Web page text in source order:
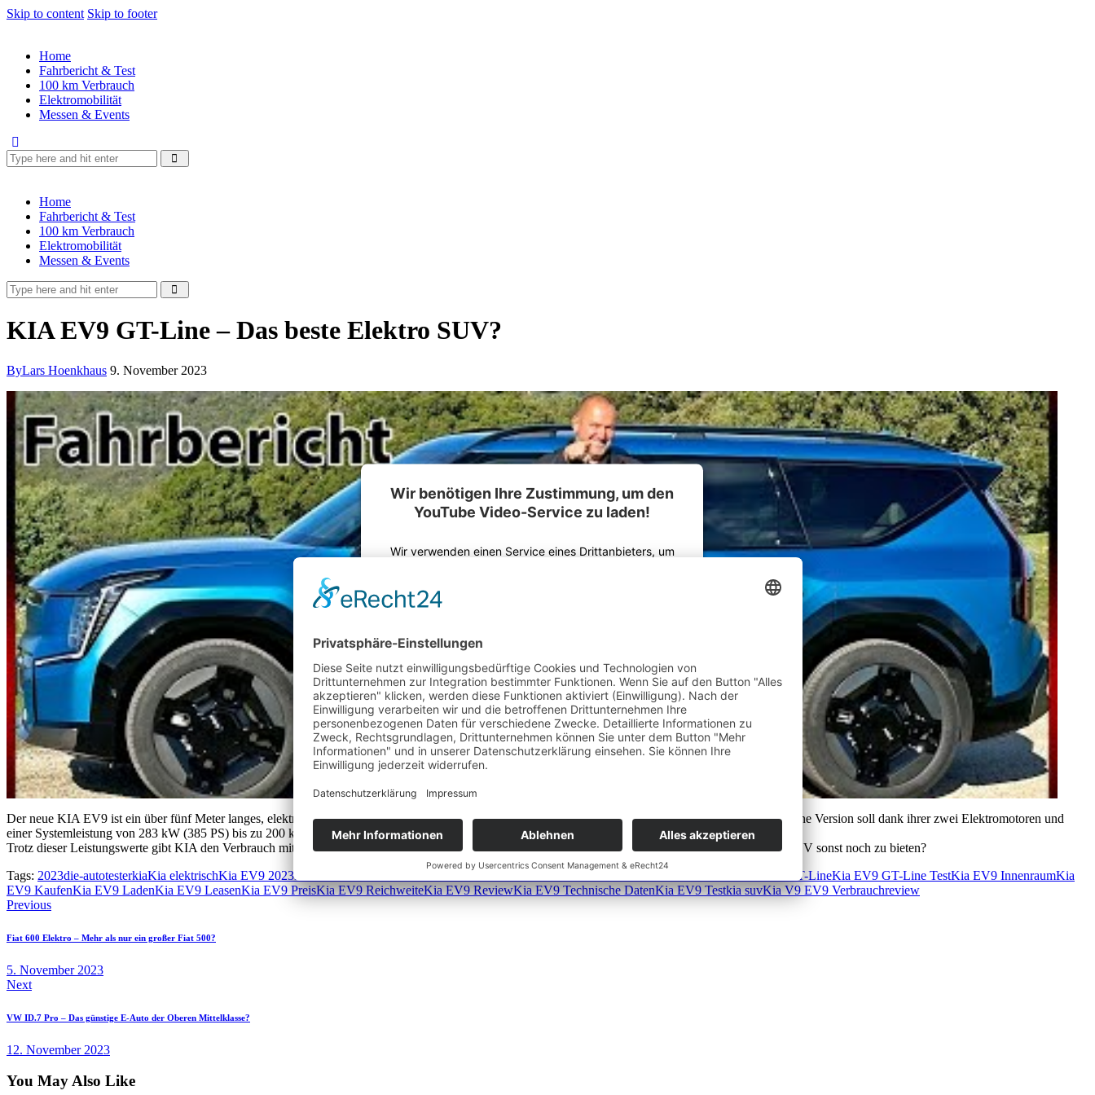
Skip to content Skip to footer
Home
Fahrbericht & Test
100 km Verbrauch
Elektromobilität
Messen & Events
Home
Fahrbericht & Test
100 km Verbrauch
Elektromobilität
Messen & Events
KIA EV9 GT-Line – Das beste Elektro SUV?
ByLars Hoenkhaus 9. November 2023
Wir benötigen Ihre Zustimmung, um den
YouTube Video-Service zu laden!
Wir verwenden einen Service eines Drittanbieters, um
durch und stimmen Sie der Nutzung des Service zu, um
Mehr Informationen Akzeptieren
powered byUsercentrics Consent Management Platform
&eRecht24
Der neue KIA EV9 ist ein über fünf Meter langes, elektrisches SUV das wahlweise als Sechs- oder Siebensitzer bestellbar ist. Die von mir getestete GT-Line Version soll dank ihrer zwei Elektromotoren und
einer Systemleistung von 283 kW (385 PS) bis zu 200 km/h schnell fahren.
Trotz dieser Leistungswerte gibt KIA den Verbrauch mit nur 22,3 kWh/100km und die Reichweite mit über 500 km an. Aber was hat das große Elektro SUV sonst noch zu bieten?
Tags: 2023die-autotesterkiaKia elektrischKia EV9 2023Kia EV9 Batterie Kia EV9 Fahren Kia EV9 GT-LineKia EV9 GT-Line TestKia EV9 InnenraumKia
EV9 KaufenKia EV9 LadenKia EV9 LeasenKia EV9 PreisKia EV9 ReichweiteKia EV9 ReviewKia EV9 Technische DatenKia EV9 Testkia suvKia V9 EV9 Verbrauchreview
Beitragsnavigation
Previous
Fiat 600 Elektro – Mehr als nur ein großer Fiat 500?
5. November 2023
Next
VW ID.7 Pro – Das günstige E-Auto der Oberen Mittelklasse?
12. November 2023
You May Also Like